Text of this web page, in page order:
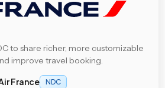
to share richer, more customizable
improve travel booking.
France NDC